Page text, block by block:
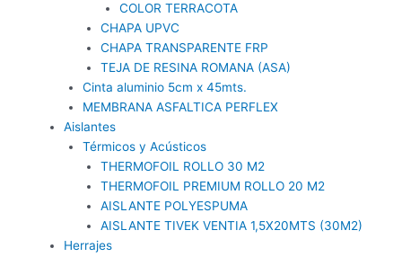
COLOR TERRACOTA
CHAPA UPVC
CHAPA TRANSPARENTE FRP
TEJA DE RESINA ROMANA (ASA)
Cinta aluminio 5cm x 45mts.
MEMBRANA ASFALTICA PERFLEX
Aislantes
Térmicos y Acústicos
THERMOFOIL ROLLO 30 M2
THERMOFOIL PREMIUM ROLLO 20 M2
AISLANTE POLYESPUMA
AISLANTE TIVEK VENTIA 1,5X20MTS (30M2)
Herrajes